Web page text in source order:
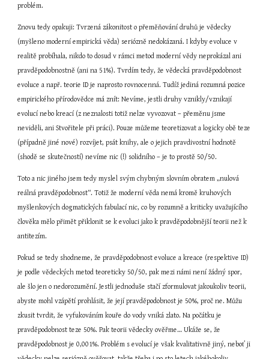
problém.
Znovu tedy opakuji: Tvrzená zákonitost o přeměňování druhů je vědecky
(myšleno moderní empirická věda) seriózně nedokázaná. I kdyby evoluce v
realitě probíhala, nikdo to dosud v rámci metod moderní vědy neprokázal ani
pravděpodobnostně (ani na 51%). Tvrdím tedy, že vědecká pravděpodobnost
evoluce a např. teorie ID je naprosto rovnocenná. Tudíž jediná rozumná pozice
empirického přírodovědce má znít: Nevíme, jestli druhy vznikly/vznikají
evolucí nebo kreací (z neznalosti totiž nelze vyvozovat – přeměnu jsme
neviděli, ani Stvořitele při práci). Pouze můžeme teoretizovat a logicky obě teze
(případně jiné nové) rozvíjet, psát knihy, ale o jejich pravdivostní hodnotě
(shodě se skutečností) nevíme nic (!) solidního – je to prostě 50/50.
Toto a nic jiného jsem tedy myslel svým chybným slovním obratem „nulová
reálná pravděpodobnost“. Totiž že moderní věda nemá kromě kruhových
myšlenkových dogmatických fabulací nic, co by rozumně a kriticky uvažujícího
člověka mělo přimět přiklonit se k evoluci jako k pravděpodobnější teorii než k
antitezím.
Pokud se tedy shodneme, že pravděpodobnost evoluce a kreace (respektive ID)
je podle vědeckých metod teoreticky 50/50, pak mezi námi není žádný spor,
ale šlo jen o nedorozumění. Jestli jednoduše stačí zformulovat jakoukoliv teorii,
abyste mohl vzápětí prohlásit, že její pravděpodobnost je 50%, proč ne. Můžu
zkusit tvrdit, že vyfukováním kouře do vody vniká zlato. Na počátku je
pravděpodobnost teze 50%. Pak teorii vědecky ověřme… Ukáže se, že
pravděpodobnost je 0,001%. Problém s evolucí je však kvalitativně jiný, neboť ji